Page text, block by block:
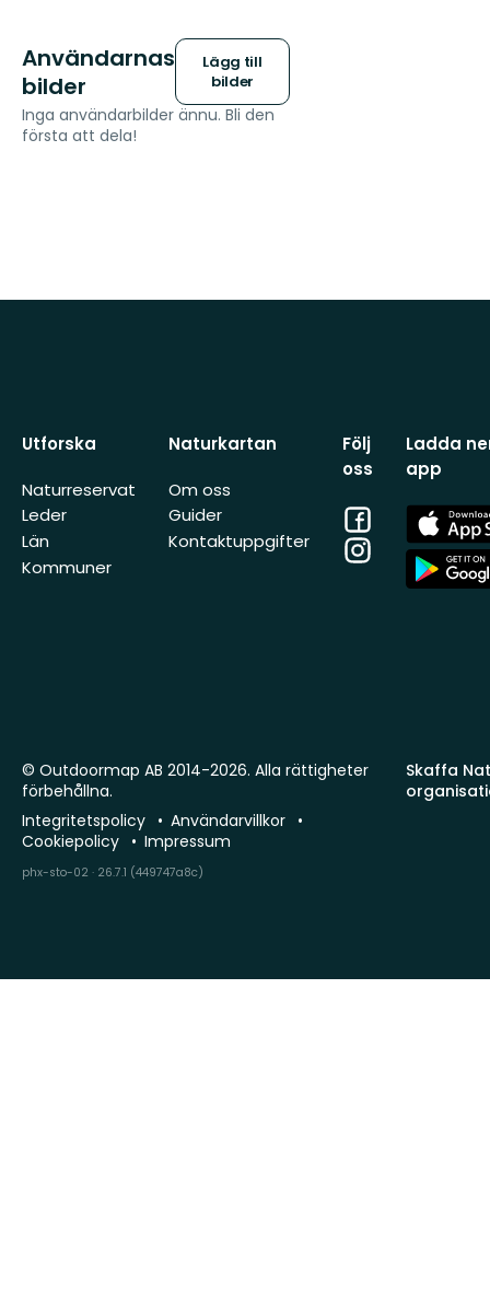
Användarnas
bilder
Lägg till
bilder
Inga användarbilder ännu. Bli den
första att dela!
Utforska
Naturreservat
Leder
Län
Kommuner
Naturkartan
Om oss
Guider
Kontaktuppgifter
Följ
oss
Facebook
Instagram
Ladda
app
App
Store
App
Store
Skaffa
© Outdoormap AB 2014-2026. Alla rättigheter
förbehållna.
Integritetspolicy
Användarvillkor
Cookiepolicy
Impressum
phx-sto-02 · 26.7.1 (449747a8c)